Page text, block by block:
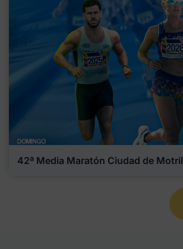
42ª Media Maratón Ciudad de Motril